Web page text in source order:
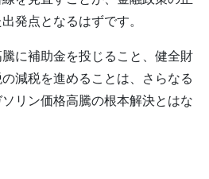
発点となるはずです。
に補助金を投じること、健全財
減税を進めることは、さらなる
リン価格高騰の根本解決とはな